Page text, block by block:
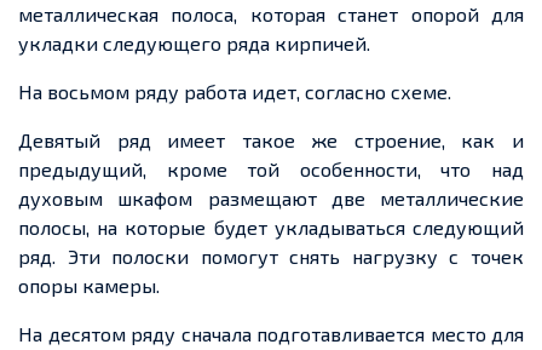
металлическая полоса, которая станет опорой для
укладки следующего ряда кирпичей.
На восьмом ряду работа идет, согласно схеме.
Девятый ряд имеет такое же строение, как и
предыдущий, кроме той особенности, что над
духовым шкафом размещают две металлические
полосы, на которые будет укладываться следующий
ряд. Эти полоски помогут снять нагрузку с точек
опоры камеры.
На десятом ряду сначала подготавливается место для